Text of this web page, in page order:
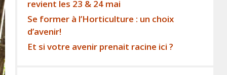
revient les 23 & 24 mai
Se former à l’Horticulture : un choix
d’avenir!
Et si votre avenir prenait racine ici ?